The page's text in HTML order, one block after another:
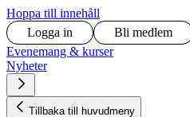
Hoppa till innehåll
Logga in
Bli medlem
Evenemang & kurser
Nyheter
Tillbaka till huvudmeny